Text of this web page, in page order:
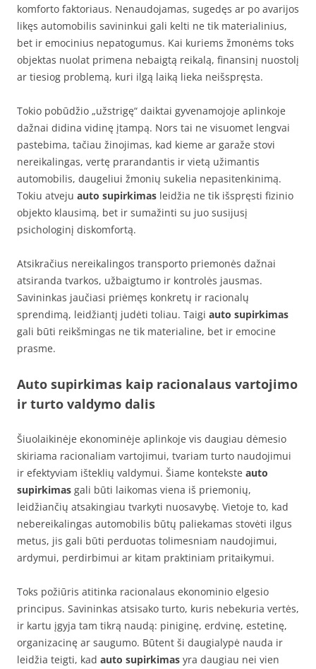
komforto faktoriaus. Nenaudojamas, sugedęs ar po avarijos
likęs automobilis savininkui gali kelti ne tik materialinius,
bet ir emocinius nepatogumus. Kai kuriems žmonėms toks
objektas nuolat primena nebaigtą reikalą, finansinį nuostolį
ar tiesiog problemą, kuri ilgą laiką lieka neišspręsta.
Tokio pobūdžio „užstrigę“ daiktai gyvenamojoje aplinkoje
dažnai didina vidinę įtampą. Nors tai ne visuomet lengvai
pastebima, tačiau žinojimas, kad kieme ar garaže stovi
nereikalingas, vertę prarandantis ir vietą užimantis
automobilis, daugeliui žmonių sukelia nepasitenkinimą.
Tokiu atveju auto supirkimas leidžia ne tik išspręsti fizinio
objekto klausimą, bet ir sumažinti su juo susijusį
psichologinį diskomfortą.
Atsikračius nereikalingos transporto priemonės dažnai
atsiranda tvarkos, užbaigtumo ir kontrolės jausmas.
Savininkas jaučiasi priėmęs konkretų ir racionalų
sprendimą, leidžiantį judėti toliau. Taigi auto supirkimas
gali būti reikšmingas ne tik materialine, bet ir emocine
prasme.
Auto supirkimas kaip racionalaus vartojimo
ir turto valdymo dalis
Šiuolaikinėje ekonominėje aplinkoje vis daugiau dėmesio
skiriama racionaliam vartojimui, tvariam turto naudojimui
ir efektyviam išteklių valdymui. Šiame kontekste auto
supirkimas gali būti laikomas viena iš priemonių,
leidžiančių atsakingiau tvarkyti nuosavybę. Vietoje to, kad
nebereikalingas automobilis būtų paliekamas stovėti ilgus
metus, jis gali būti perduotas tolimesniam naudojimui,
ardymui, perdirbimui ar kitam praktiniam pritaikymui.
Toks požiūris atitinka racionalaus ekonominio elgesio
principus. Savininkas atsisako turto, kuris nebekuria vertės,
ir kartu įgyja tam tikrą naudą: piniginę, erdvinę, estetinę,
organizacinę ar saugumo. Būtent ši daugialypė nauda ir
leidžia teigti, kad auto supirkimas yra daugiau nei vien